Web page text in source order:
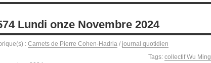
Lundi onze Novembre 2024
: Carnets de Pierre Cohen-Hadria / journal quotidien
Tags: collectif Wu Ming